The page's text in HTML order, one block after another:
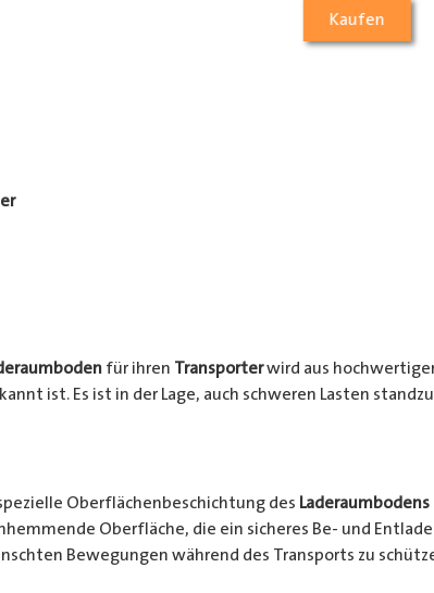
Kaufen
für ihren Transporterwird aus
ist. Es ist in der Lage, auch schweren Lasten
Oberflächenbeschichtung des Laderaumbodens
Oberfläche, die ein sicheres Be- und
Bewegungen während des Transports zu